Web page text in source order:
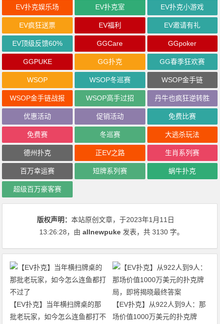
EV扑克娱乐场 EV扑克室 EV扑克小游戏
EV疯狂送票 EV福利 EV邀请有礼
EV顶级反馈60% GGCare GGpoker
GGPUKE GG扑克 GG春季狂欢赛
WSOP WSOP冬巡赛 WSOP金手链
WSOP金手链战报 WSOP高手过招 丹牛也疯狂逆转胜
优惠活动 促销活动 免费比赛
免费赛 冬巡赛 大逃杀玩法
德州扑克 正EV之路 生肖系列赛
百万幸运赛 短牌系列赛 蜗牛扑克
超级百万豪客赛
版权声明：本站原创文章，于2023年1月11日
13:26:28，由allnewpuke 发表，共 3130 字。
【EV扑克】当年横扫牌桌的那
批老玩家，如今怎么连鱼都打不
【EV扑克】从922人到9人：那
场价值1000万美元的扑克牌